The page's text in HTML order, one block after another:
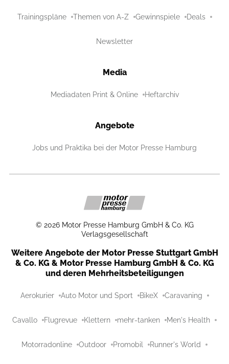
Trainingspläne Themen von A-Z Gewinnspiele Deals
Newsletter
Media
Mediadaten Print & Online Heftarchiv
Angebote
Jobs und Praktika bei der Motor Presse Hamburg
© 2026 Motor Presse Hamburg GmbH & Co. KG
Verlagsgesellschaft
Weitere Angebote der Motor Presse Stuttgart GmbH
& Co. KG & Motor Presse Hamburg GmbH & Co. KG
und deren Mehrheitsbeteiligungen
Aerokurier Auto Motor und Sport BikeX Caravaning
Cavallo Flugrevue Klettern mehr-tanken Men's Health
Motorradonline Outdoor Promobil Runner's World